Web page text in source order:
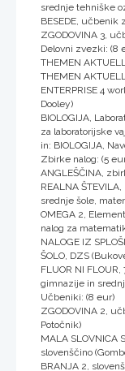
srednje tehniške
BESEDE, učbenik
ZGODOVINA 3,
Delovni zvezki: (8
THEMEN
THEMEN
ENTERPRISE 4
Dooley)
BIOLOGIJA,
za laboratorijske
in: BIOLOGIJA,
Zbirke nalog: (5
ANGLEŠČINA,
REALNA
srednje šole,
OMEGA 2,
nalog za
NALOGE IZ
ŠOLO, DZS
FLUOR NI
gimnazije in
Učbeniki: (8 eur)
ZGODOVINA 2,
Potočnik)
MALA SLOVNICA
slovenščino
BRANJA 2,